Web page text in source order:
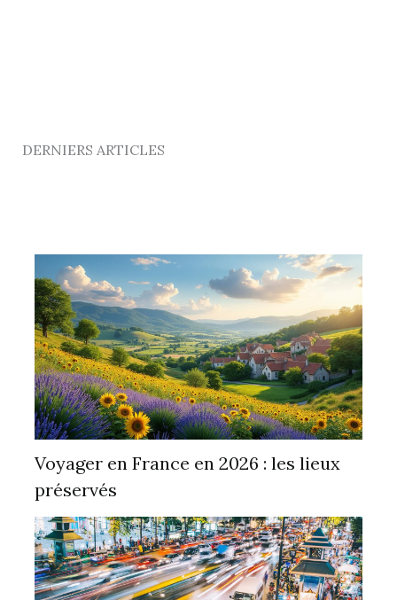
DERNIERS ARTICLES
Voyager en France en 2026 : les lieux
préservés